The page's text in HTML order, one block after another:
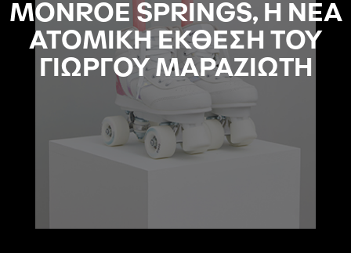
MONROE SPRINGS, Η ΝΕΑ
ΑΤΟΜΙΚΗ ΕΚΘΕΣΗ ΤΟΥ
ΓΙΩΡΓΟΥ ΜΑΡΑΖΙΩΤΗ